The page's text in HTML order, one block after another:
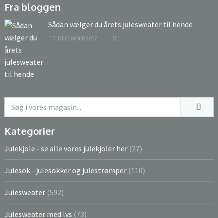
Fra bloggen
Sådan vælger du årets julesweater til hende
7. DECEMBER 2017 1
Kategorier
Julekjole - se alle vores julekjoler her (27)
Julesok - julesokker og julestrømper (110)
Julesweater (592)
Julesweater med lys (73)